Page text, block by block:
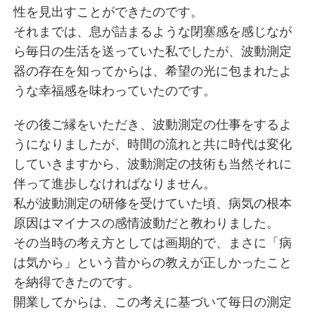
性を見出すことができたのです。
それまでは、息が詰まるような閉塞感を感じなが
ら毎日の生活を送っていた私でしたが、波動測定
器の存在を知ってからは、希望の光に包まれたよ
うな幸福感を味わっていたのです。
その後ご縁をいただき、波動測定の仕事をするよ
うになりましたが、時間の流れと共に時代は変化
していきますから、波動測定の技術も当然それに
伴って進歩しなければなりません。
私が波動測定の研修を受けていた頃、病気の根本
原因はマイナスの感情波動だと教わりました。
その当時の考え方としては画期的で、まさに「病
は気から」という昔からの教えが正しかったこと
を納得できたのです。
開業してからは、この考えに基づいて毎日の測定